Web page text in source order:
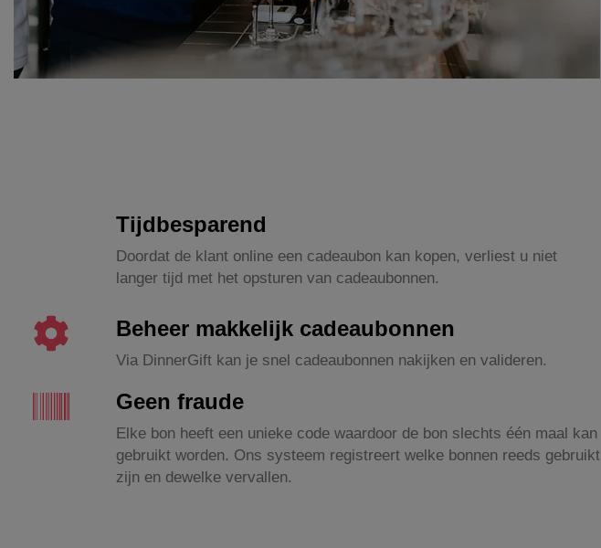
Tijdbesparend
Doordat de klant online een cadeaubon kan kopen, verliest u niet
langer tijd met het opsturen van cadeaubonnen.
Beheer makkelijk cadeaubonnen
Via DinnerGift kan je snel cadeaubonnen nakijken en valideren.
Geen fraude
Elke bon heeft een unieke code waardoor de bon slechts één maal kan
gebruikt worden. Ons systeem registreert welke bonnen reeds gebruikt
zijn en dewelke vervallen.